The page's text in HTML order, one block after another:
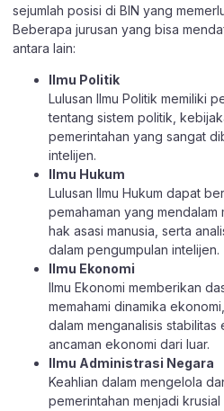
sejumlah posisi di BIN yang
Beberapa jurusan yang bisa
antara lain:
Ilmu Politik
Lulusan Ilmu Politik memiliki
tentang sistem politik,
pemerintahan yang sangat
intelijen.
Ilmu Hukum
Lulusan Ilmu Hukum dapat
pemahaman yang mendalam
hak asasi manusia, serta
dalam pengumpulan intelijen.
Ilmu Ekonomi
Ilmu Ekonomi memberikan
memahami dinamika
dalam menganalisis
ancaman ekonomi dari luar.
Ilmu Administrasi Negara
Keahlian dalam mengelola
pemerintahan menjadi